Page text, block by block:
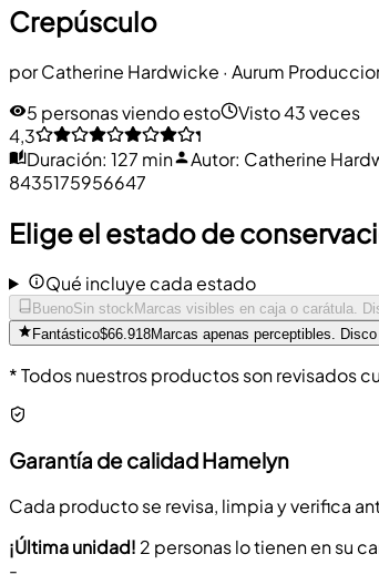
Crepúsculo
porCatherine Hardwicke · Aurum
5 personas viendo esto
Visto 43 veces
4,3
Duración: 127 min Autor: Catherine
8435175956647
Elige el estado de
Qué incluye cada estado
BuenoSin stockMarcas visibles en caja o carátula.
Fantástico$66.918Marcas apenas perceptibles.
* Todos nuestros productos son revisados
Garantía de calidad Hamelyn
Cada producto se revisa, limpia y verifica
¡Última unidad! 2 personas lo tienen en su
-